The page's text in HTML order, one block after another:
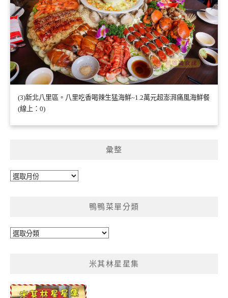
(3)新北八里區。八里吃香喝辣生猛海鮮~1.2萬元超澎湃痛風海鮮餐
(線上：0)
彙整
彙
鴨鴨菜單分類
鴨
類
米其林星星集